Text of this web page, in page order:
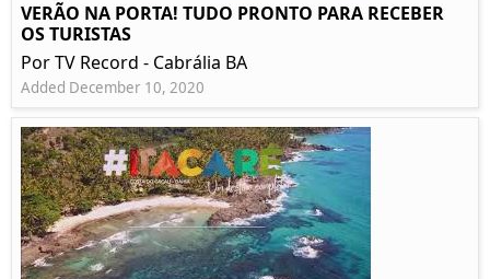
VERÃO NA PORTA! TUDO PRONTO PARA RECEBER
OS TURISTAS
Por TV Record - Cabrália BA
Added December 10, 2020